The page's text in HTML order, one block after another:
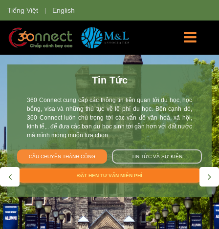
Tiếng Việt English
Học Bổng
360 Connect tự hào là nơi cung cấp các thông tin về các
trường đại học và các chương trình học cho sinh viên Việt
Nam tham gia: chương trình du học hè, giao lưu văn hóa, du
học tự túc, du học học bổng, chương trình trao đổi sinh viên tại
Anh, Úc, Mỹ, Canada, New Zealand, Singapore, Thụy Sĩ, Hà
Lan, Nhật Bản. Đội 360 Connect mang tới cho bạn không chỉ
thông tin mà còn giúp bạn tư vấn và hoàn thiện hồ sơ trên con
đường chắp cánh ước mơ du học.
CÂU CHUYỆN THÀNH CÔNG TIN TỨC VÀ SỰ KIỆN
ĐẶT LỊCH TƯ VẤN MIỄN PHÍ